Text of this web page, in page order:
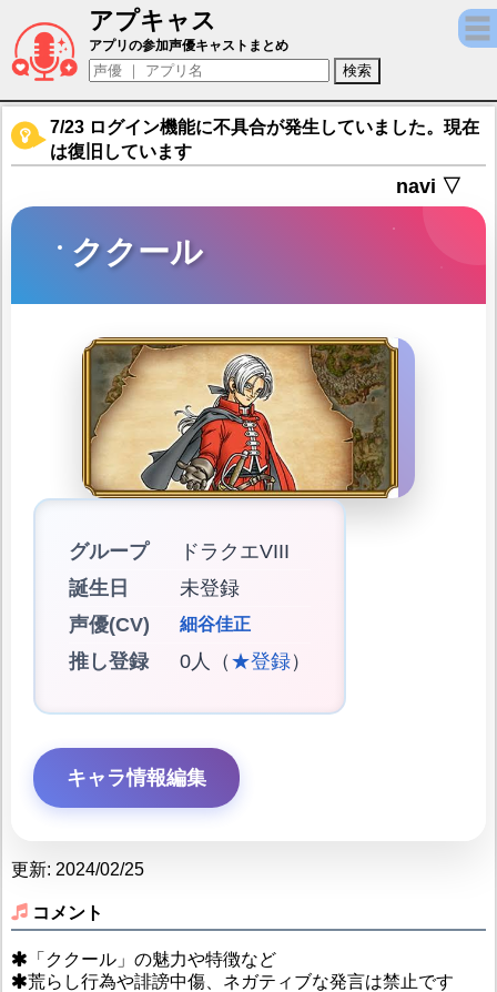
アプキャス
ククール（声優：細谷佳正)【ドラゴンクエ
アプリの参加声優キャストまとめ
7/23 ログイン機能に不具合が発生していました。現在
は復旧しています
navi ▽
ククール
グループ
ドラクエVIII
誕生日
未登録
声優(CV)
細谷佳正
推し登録 0人（ ★登録）
キャラ情報編集
更新: 2024/02/25
コメント
「ククール」の魅力や特徴など
荒らし行為や誹謗中傷、ネガティブな発言は禁止です